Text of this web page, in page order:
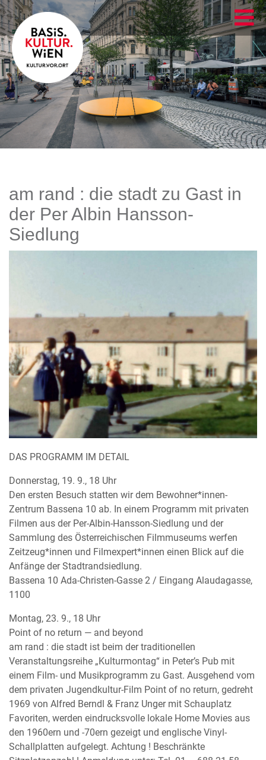
am rand : die stadt zu Gast in
der Per Albin Hansson-
Siedlung
DAS PROGRAMM IM DETAIL
Donnerstag, 19. 9., 18 Uhr
Den ersten Besuch statten wir dem Bewohner*innen-
Zentrum Bassena 10 ab. In einem Programm mit privaten
Filmen aus der Per-Albin-Hansson-Siedlung und der
Sammlung des Österreichischen Filmmuseums werfen
Zeitzeug*innen und Filmexpert*innen einen Blick auf die
Anfänge der Stadtrandsiedlung.
Bassena 10 Ada-Christen-Gasse 2 / Eingang Alaudagasse,
1100
Montag, 23. 9., 18 Uhr
Point of no return — and beyond
am rand : die stadt ist beim der traditionellen
Veranstaltungsreihe „Kulturmontag“ in Peter’s Pub mit
einem Film- und Musikprogramm zu Gast. Ausgehend vom
dem privaten Jugendkultur-Film Point of no return, gedreht
1969 von Alfred Berndl & Franz Unger mit Schauplatz
Favoriten, werden eindrucksvolle lokale Home Movies aus
den 1960ern und -70ern gezeigt und englische Vinyl-
Schallplatten aufgelegt. Achtung ! Beschränkte